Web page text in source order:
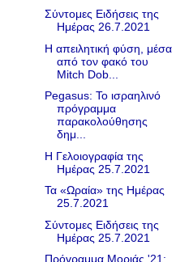
Σύντομες Ειδήσεις της
Ημέρας 26.7.2021
Η απειλητική φύση, μέσα
από τον φακό του
Mitch Dob...
Pegasus: Το ισραηλινό
πρόγραμμα
παρακολούθησης
δημ...
Η Γελοιογραφία της
Ημέρας 25.7.2021
Τα «Ωραία» της Ημέρας
25.7.2021
Σύντομες Ειδήσεις της
Ημέρας 25.7.2021
Πρόγραμμα Μοριάς '21: